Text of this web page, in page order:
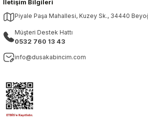
İletişim Bilgileri
Piyale Paşa Mahallesi, Kuzey Sk., 34440
Müşteri Destek Hattı
0532 760 13 43
info@dusakabincim.com